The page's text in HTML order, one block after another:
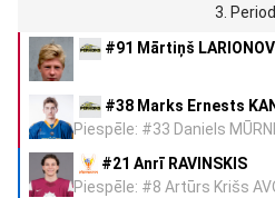
3.
#91 Mārtiņš
#38 Marks Ernests
Piespēle: #33 Daniels
#21 Anrī RAVINSKIS
Piespēle: #8 Artūrs Krišs